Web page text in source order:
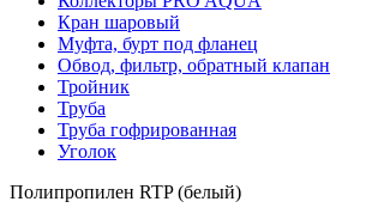
Кран шаровый
Муфта, бурт под фланец
Обвод, фильтр, обратный клапан
Тройник
Труба
Труба гофрированная
Уголок
Полипропилен RTP (белый)